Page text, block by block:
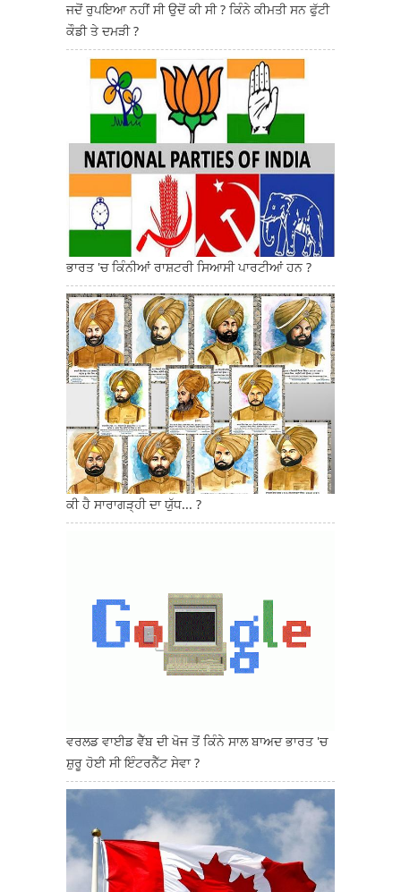
ਜਦੋਂ ਰੁਪਇਆ ਨਹੀਂ ਸੀ ਉਦੋਂ ਕੀ ਸੀ ? ਕਿੰਨੇ ਕੀਮਤੀ ਸਨ ਫੁੱਟੀ
ਕੌਡੀ ਤੇ ਦਮੜੀ ?
ਭਾਰਤ 'ਚ ਕਿੰਨੀਆਂ ਰਾਸ਼ਟਰੀ ਸਿਆਸੀ ਪਾਰਟੀਆਂ ਹਨ ?
ਕੀ ਹੈ ਸਾਰਾਗੜ੍ਹੀ ਦਾ ਯੁੱਧ... ?
ਵਰਲਡ ਵਾਈਡ ਵੈੱਬ ਦੀ ਖੋਜ ਤੋਂ ਕਿੰਨੇ ਸਾਲ ਬਾਅਦ ਭਾਰਤ 'ਚ
ਸ਼ੁਰੂ ਹੋਈ ਸੀ ਇੰਟਰਨੈੱਟ ਸੇਵਾ ?